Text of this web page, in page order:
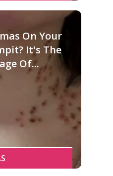
On Your
It's The
Of...